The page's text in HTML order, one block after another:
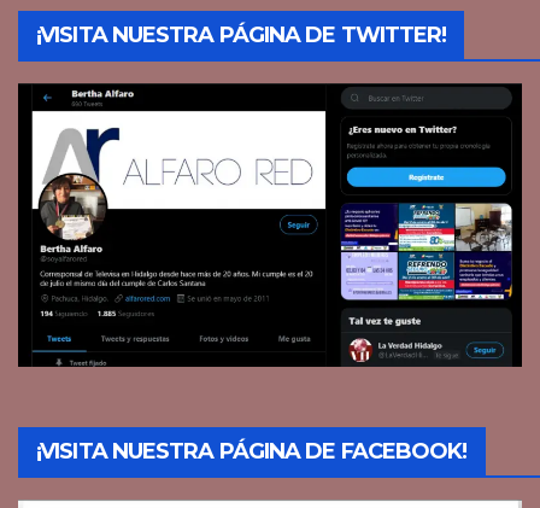
¡VISITA NUESTRA PÁGINA DE TWITTER!
¡VISITA NUESTRA PÁGINA DE FACEBOOK!